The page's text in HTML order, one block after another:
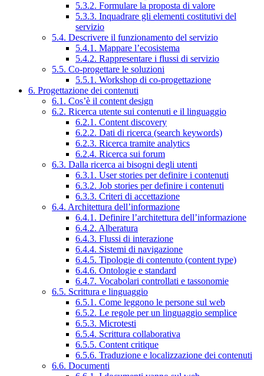
5.3.2. Formulare la proposta di valore
5.3.3. Inquadrare gli elementi costitutivi del
servizio
5.4. Descrivere il funzionamento del servizio
5.4.1. Mappare l’ecosistema
5.4.2. Rappresentare i flussi di servizio
5.5. Co-progettare le soluzioni
5.5.1. Workshop di co-progettazione
6. Progettazione dei contenuti
6.1. Cos’è il content design
6.2. Ricerca utente sui contenuti e il linguaggio
6.2.1. Content discovery
6.2.2. Dati di ricerca (search keywords)
6.2.3. Ricerca tramite analytics
6.2.4. Ricerca sui forum
6.3. Dalla ricerca ai bisogni degli utenti
6.3.1. User stories per definire i contenuti
6.3.2. Job stories per definire i contenuti
6.3.3. Criteri di accettazione
6.4. Architettura dell’informazione
6.4.1. Definire l’architettura dell’informazione
6.4.2. Alberatura
6.4.3. Flussi di interazione
6.4.4. Sistemi di navigazione
6.4.5. Tipologie di contenuto (content type)
6.4.6. Ontologie e standard
6.4.7. Vocabolari controllati e tassonomie
6.5. Scrittura e linguaggio
6.5.1. Come leggono le persone sul web
6.5.2. Le regole per un linguaggio semplice
6.5.3. Microtesti
6.5.4. Scrittura collaborativa
6.5.5. Content critique
6.5.6. Traduzione e localizzazione dei contenuti
6.6. Documenti